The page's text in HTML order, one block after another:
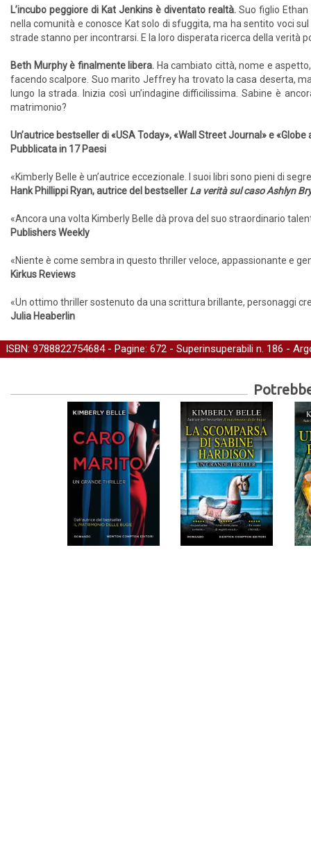
L’incubo peggiore di Kat Jenkins è diventato realtà. Suo figlio
nella comunità e conosce Kat solo di sfuggita, ma ha sentito voci
strade stanno per incontrarsi. E la loro disperata ricerca della verità
Beth Murphy è finalmente libera. Ha cambiato città, nome e
facendo scalpore. Suo marito Jeffrey ha trovato la casa deserta,
lungo la strada. Inizia così un’indagine difficilissima. Sabine è
matrimonio?
Un’autrice bestseller di «USA Today», «Wall Street Journal» e «Globe
Pubblicata in 17 Paesi
«Kimberly Belle è un’autrice eccezionale. I suoi libri sono pieni di
Hank Phillippi Ryan, autrice del bestseller La verità sul caso Ashlyn
«Ancora una volta Kimberly Belle dà prova del suo straordinario
Publishers Weekly
«Niente è come sembra in questo thriller veloce, appassionante e
Kirkus Reviews
«Un ottimo thriller sostenuto da una scrittura brillante, personaggi
Julia Heaberlin
ISBN: 9788822754684 - Pagine: 672 - Superinsuperabili n. 186 -